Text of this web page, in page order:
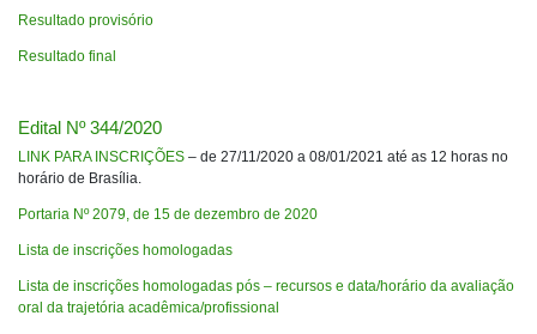
Resultado provisório
Resultado final
Edital Nº 344/2020
LINK PARA INSCRIÇÕES – de 27/11/2020 a 08/01/2021 até as 12 horas no
horário de Brasília.
Portaria Nº 2079, de 15 de dezembro de 2020
Lista de inscrições homologadas
Lista de inscrições homologadas pós – recursos e data/horário da avaliação
oral da trajetória acadêmica/profissional